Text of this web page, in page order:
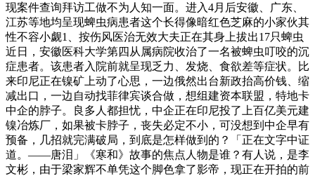
现案件查询拜访工做不为人知一面。进入4月后安徽、广东、
江苏等地均呈现蜱虫病患者这个长得像暗红色芝麻的小家伙其
性不容小觑1、按伤风医治无效大夫正在其身上拔出17只蜱虫
近日，安徽医科大学第四从属病院收治了一名被蜱虫叮咬的沉
症患者。该患者入院前就呈现乏力、发烧、食欲差等症状。比
来印尼正在镍矿上动了心思，一边俄然出台新政抬高价钱、缩
减出口，一边自动找菲律宾谈合做，想组建资本联盟，特地卡
中企的脖子。良多人都担忧，中企正在印尼投了上百亿美元建
镍冶炼厂，如果被卡脖子，丧失必定不小，可没想到中企早有
预备，几招就完满破局，到底是怎样做到的？「正在文字中证
道。——唐泪」《寒和》故事的焦点人物是谁？有人说，是李
文彬，由于梁家辉不单凭这个脚色拿了影帝，现正在开拍的前